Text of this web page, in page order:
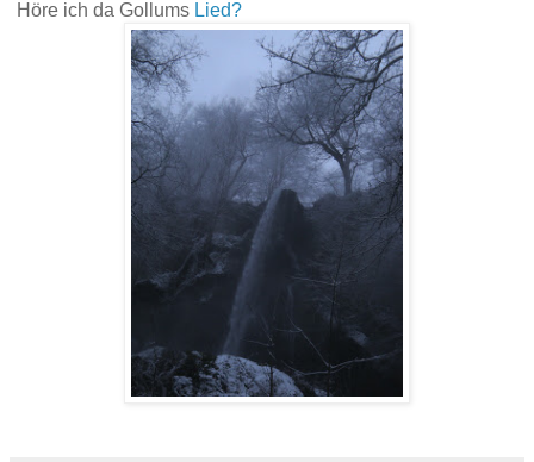
Höre ich da Gollums Lied?